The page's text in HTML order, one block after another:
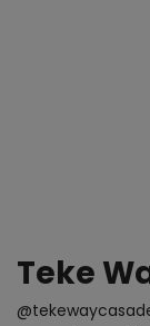
Teke